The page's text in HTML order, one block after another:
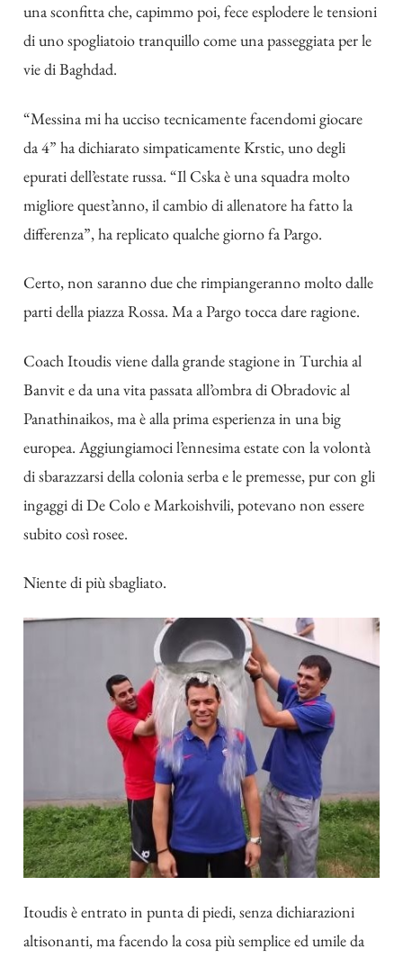
una sconfitta che, capimmo poi, fece esplodere le tensioni
di uno spogliatoio tranquillo come una passeggiata per le
vie di Baghdad.
“Messina mi ha ucciso tecnicamente facendomi giocare
da 4” ha dichiarato simpaticamente Krstic, uno degli
epurati dell’estate russa. “Il Cska è una squadra molto
migliore quest’anno, il cambio di allenatore ha fatto la
differenza”, ha replicato qualche giorno fa Pargo.
Certo, non saranno due che rimpiangeranno molto dalle
parti della piazza Rossa. Ma a Pargo tocca dare ragione.
Coach Itoudis viene dalla grande stagione in Turchia al
Banvit e da una vita passata all’ombra di Obradovic al
Panathinaikos, ma è alla prima esperienza in una big
europea. Aggiungiamoci l’ennesima estate con la volontà
di sbarazzarsi della colonia serba e le premesse, pur con gli
ingaggi di De Colo e Markoishvili, potevano non essere
subito così rosee.
Niente di più sbagliato.
Itoudis è entrato in punta di piedi, senza dichiarazioni
altisonanti, ma facendo la cosa più semplice ed umile da